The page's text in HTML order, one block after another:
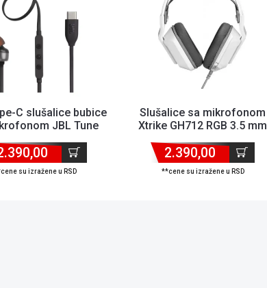
C slušalice bubice
JBL Tune
su izražene u RSD
Slušalice sa mikrofonom
Xtrike GH712 RGB 3.5 mm
2.390,00
**cene su izražene u RSD